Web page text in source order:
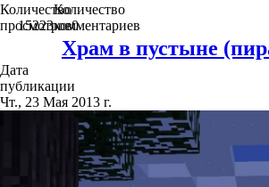
Количество
просмотров
15223
Количество
комментариев
0
Храм в пустыне
Дата
публикации
Чт., 23 Мая 2013 г.